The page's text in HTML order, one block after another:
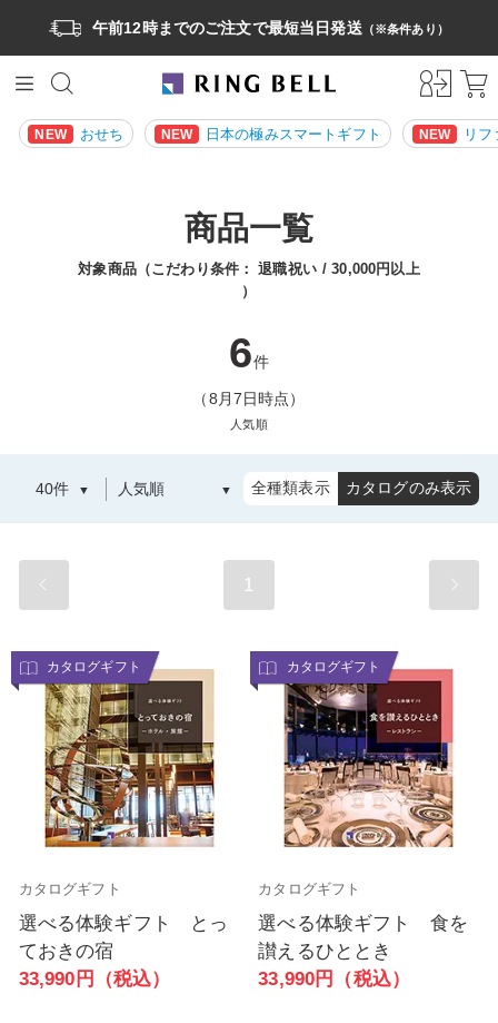
午前12時までのご注文で最短当日発送（※条件あり）
NEW おせち NEW 日本の極みスマートギフト NEW リ
商品一覧
対象商品（こだわり条件：退職祝い
30,000円以上
）
6件
（8月7日時点）
人気順
全種類表示 カタログのみ表示
1
カタログギフト
カタログギフト
選べる体験ギフト とっ
ておきの宿
33,990円（税込）
カタログギフト
カタログギフト
選べる体験ギフト 食を
讃えるひととき
33,990円（税込）